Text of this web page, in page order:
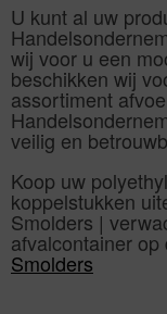
U kunt al uw
wij voor u een
beschikken wij
assortiment
veilig en
Koop uw
koppelstukken
Smolders |
afvalcontainer
Smolders